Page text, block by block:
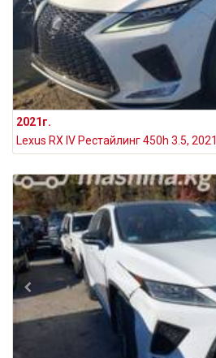
2021г.
Lexus RX IV Рестайлинг 450h 3.5, 2021